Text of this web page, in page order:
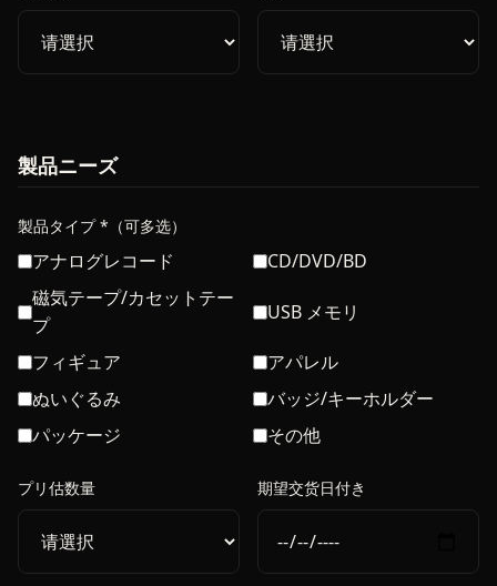
製品ニーズ
製品タイプ *（可多选）
アナログレコード
CD/DVD/BD
磁気テープ/カセットテー
プ
USB メモリ
フィギュア
アパレル
ぬいぐるみ
バッジ/キーホルダー
パッケージ
その他
プリ估数量 期望交货日付き